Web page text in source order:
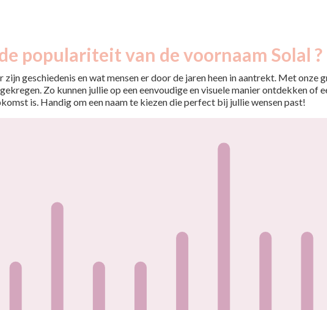
populariteit van de voornaam Solal ?
geschiedenis en wat mensen er door de jaren heen in aantrekt. Met onze
Zo kunnen jullie op een eenvoudige en visuele manier ontdekken of
is. Handig om een naam te kiezen die perfect bij jullie wensen past!